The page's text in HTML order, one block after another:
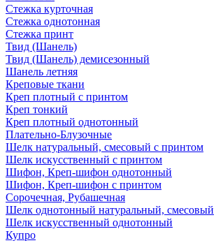
Стежка курточная
Стежка однотонная
Стежка принт
Твид (Шанель)
Твид (Шанель) демисезонный
Шанель летняя
Креповые ткани
Креп плотный с принтом
Креп тонкий
Креп плотный однотонный
Плательно-Блузочные
Шелк натуральный, смесовый с принтом
Шелк искусственный с принтом
Шифон, Креп-шифон однотонный
Шифон, Креп-шифон с принтом
Сорочечная, Рубашечная
Шелк однотонный натуральный, смесовый
Шелк искусственный однотонный
Купро